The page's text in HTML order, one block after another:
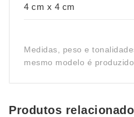
4 cm x 4 cm
Medidas, peso e
mesmo modelo é
Produtos